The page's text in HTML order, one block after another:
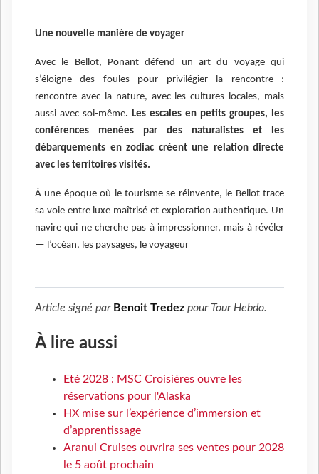
Une nouvelle manière de voyager
Avec le Bellot, Ponant défend un art du voyage qui
s’éloigne des foules pour privilégier la rencontre :
rencontre avec la nature, avec les cultures locales, mais
aussi avec soi-même. Les escales en petits groupes, les
conférences menées par des naturalistes et les
débarquements en zodiac créent une relation directe
avec les territoires visités.
À une époque où le tourisme se réinvente, le Bellot trace
sa voie entre luxe maîtrisé et exploration authentique. Un
navire qui ne cherche pas à impressionner, mais à révéler
— l’océan, les paysages, le voyageur
Article signé par Benoit Tredez pour Tour Hebdo.
À lire aussi
Eté 2028 : MSC Croisières ouvre les
réservations pour l'Alaska
HX mise sur l’expérience d’immersion et
d’apprentissage
Aranui Cruises ouvrira ses ventes pour 2028
le 5 août prochain